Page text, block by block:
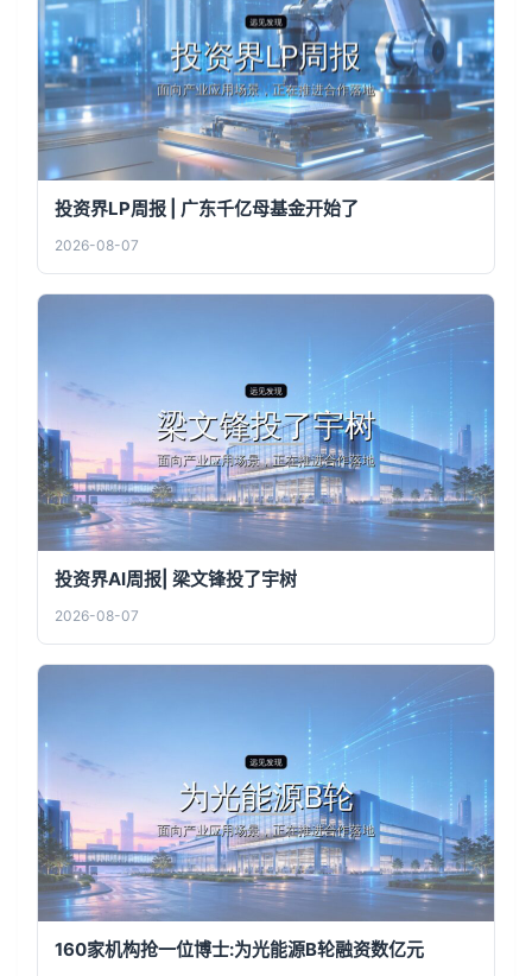
投资界LP周报 | 广东千亿母基金开始了
2026-08-07
投资界AI周报| 梁文锋投了宇树
2026-08-07
160家机构抢一位博士:为光能源B轮融资数亿元